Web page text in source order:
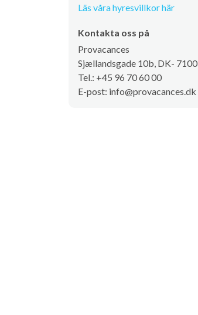
Läs våra hyresvillkor här
Kontakta oss på
Provacances
Sjællandsgade 10b, DK-
Tel.: +45 96 70 60 00
E-post: info@provacances.dk